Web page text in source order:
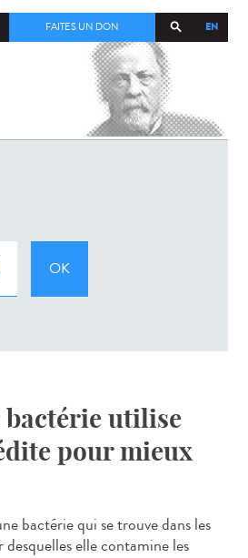
EN
FAITES UN DON
bactérie utilise
pour mieux
bactérie qui se trouve dans les
elle contamine les